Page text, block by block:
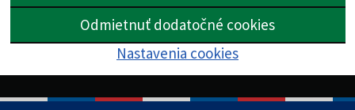
Odmietnuť dodatočné cookies
Nastavenia cookies